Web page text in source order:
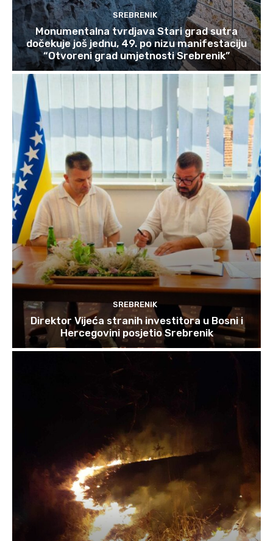
SREBRENIK
Monumentalna tvrdjava Stari grad sutra
dočekuje još jednu, 49. po nizu manifestaciju
“Otvoreni grad umjetnosti Srebrenik”
SREBRENIK
Direktor Vijeća stranih investitora u Bosni i
Hercegovini posjetio Srebrenik